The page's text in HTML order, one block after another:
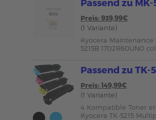
Passend zu MK-
Preis: 939,99€
(1 Variante)
Kyocera Maintenance
5215B 1702R60UN0
Passend zu TK-
Preis: 149,99€
(1 Variante)
4 Kompatible Toner
Kyocera TK-5215